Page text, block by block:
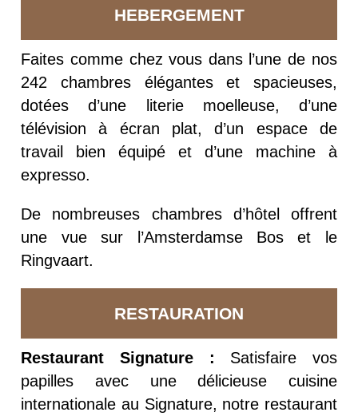
HEBERGEMENT
Faites comme chez vous dans l’une de nos
242 chambres élégantes et spacieuses,
dotées d’une literie moelleuse, d’une
télévision à écran plat, d’un espace de
travail bien équipé et d’une machine à
expresso.
De nombreuses chambres d’hôtel offrent
une vue sur l’Amsterdamse Bos et le
Ringvaart.
RESTAURATION
Restaurant Signature : Satisfaire vos
papilles avec une délicieuse cuisine
internationale au Signature, notre restaurant